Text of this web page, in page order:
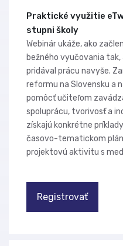
Praktické využitie
stupni školy
Webinár ukáže, ako
bežného vyučovania
pridával prácu navyše.
reformu na Slovensku a
pomôcť učiteľom
spoluprácu, tvorivosť a
získajú konkrétne
časovo-tematickom
projektovú aktivitu s
Registrovať